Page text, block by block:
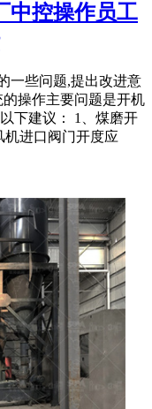
中控操作员工
一些问题,提出改进意
操作主要问题是开机
下建议： 1、煤磨开
机进口阀门开度应